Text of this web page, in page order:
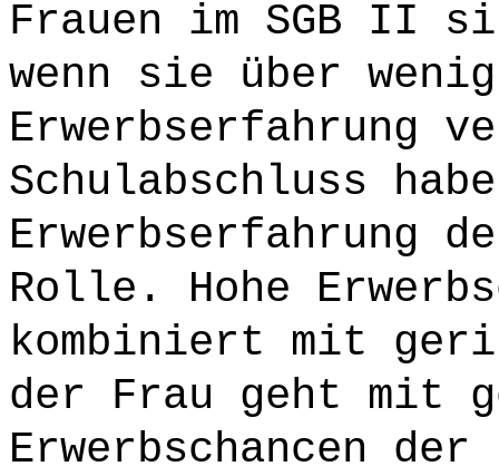
Frauen im SGB II
wenn sie über
Erwerbserfahrung
Schulabschluss
Erwerbserfahrung
Rolle. Hohe
kombiniert mit
der Frau geht mit
Erwerbschancen